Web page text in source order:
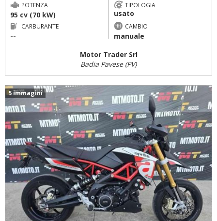
POTENZA
95 cv (70 kW)
TIPOLOGIA
usato
CARBURANTE
--
CAMBIO
manuale
Motor Trader Srl
Badia Pavese (PV)
5 immagini